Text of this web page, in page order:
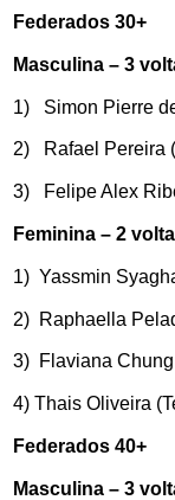
Federados 30+
Masculina – 3
1) Simon Pierre
2) Rafael Pereira
3) Felipe Alex
Feminina – 2
1) Yassmin
2) Raphaella
3) Flaviana
4) Thais Oliveira
Federados 40+
Masculina – 3